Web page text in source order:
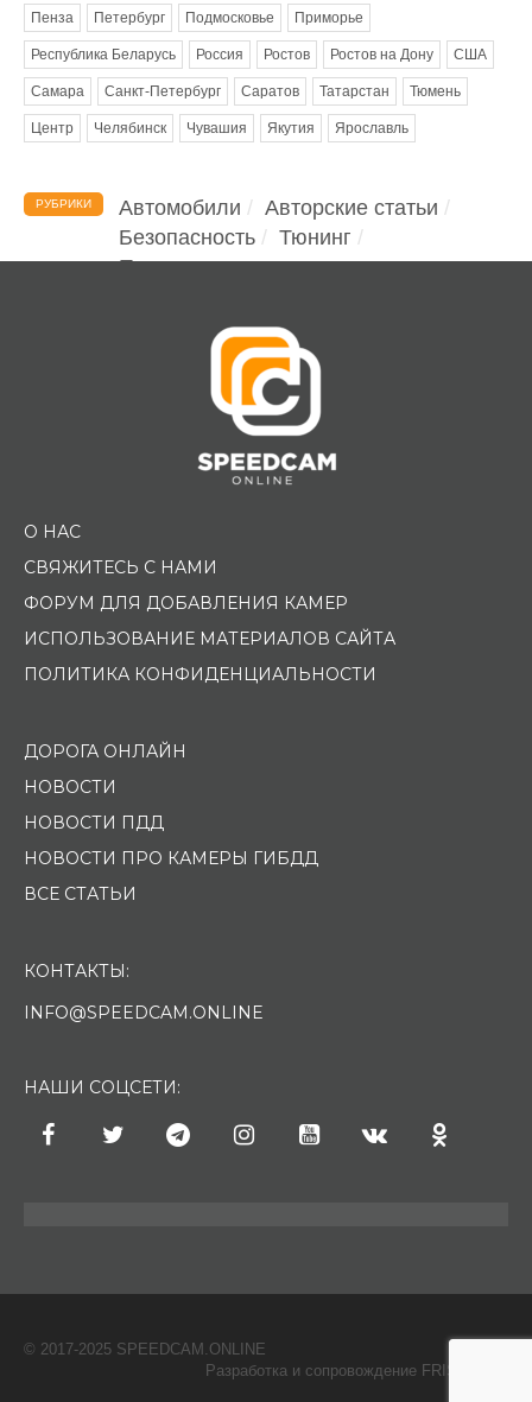
Пенза Петербург Подмосковье Приморье
Республика Беларусь Россия Ростов Ростов на Дону США
Самара Санкт-Петербург Саратов Татарстан Тюмень
Центр Челябинск Чувашия Якутия Ярославль
РУБРИКИ Автомобили
Авторские статьи
Безопасность
Тюнинг
Помощь водителю
О НАС
СВЯЖИТЕСЬ С НАМИ
ФОРУМ ДЛЯ ДОБАВЛЕНИЯ КАМЕР
ИСПОЛЬЗОВАНИЕ МАТЕРИАЛОВ САЙТА
ПОЛИТИКА КОНФИДЕНЦИАЛЬНОСТИ
ДОРОГА ОНЛАЙН
НОВОСТИ
НОВОСТИ ПДД
НОВОСТИ ПРО КАМЕРЫ ГИБДД
ВСЕ СТАТЬИ
КОНТАКТЫ:
INFO@SPEEDCAM.ONLINE
НАШИ СОЦСЕТИ:
© 2017-2025 SPEEDCAM.ONLINE
Разработка и сопровождение FRISH & С